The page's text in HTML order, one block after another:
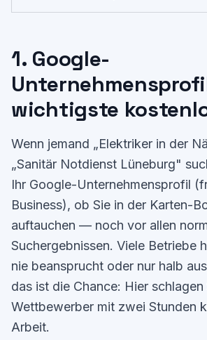
1. Google-
wichtigste
Wenn jemand „Elektriker in der
„Sanitär Notdienst Lüneburg"
Ihr Google-Unternehmensprofil
Business), ob Sie in der Karten-
auftauchen — noch vor allen
Suchergebnissen. Viele Betriebe
nie beansprucht oder nur halb
das ist die Chance: Hier
Wettbewerber mit zwei Stunden
Arbeit.